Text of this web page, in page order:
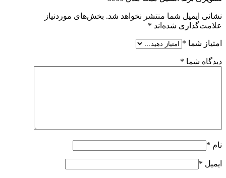
نشانی ایمیل شما منتشر نخواهد شد. بخش‌های موردنیاز
علامت‌گذاری شده‌اند *
امتیاز شما *
دیدگاه شما *
نام *
ایمیل *